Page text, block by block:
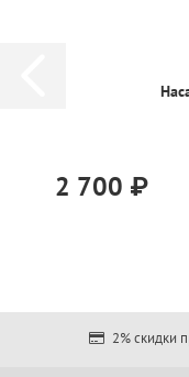
2 700 ₽
2% скидки